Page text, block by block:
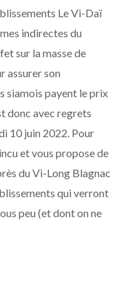
Le Vi-Daï
indirectes du
sur la masse de
assurer son
siamois payent le prix
donc avec regrets
10 juin 2022. Pour
et vous propose de
du Vi-Long Blagnac
qui verront
peu (et dont on ne